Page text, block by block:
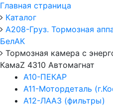
Главная страница
Каталог
А208-Груз. Тормозная
БелАК
Тормозная камера с
КамаZ 4310 Автомагнат
А10-ПЕКАР
А11-Мотордеталь
А12-ЛААЗ (фильтры)